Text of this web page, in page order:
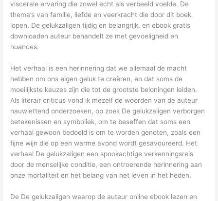
viscerale ervaring die zowel echt als verbeeld voelde. De
thema’s van familie, liefde en veerkracht die door dit boek
lopen, De gelukzaligen tijdig en belangrijk, en ebook gratis
downloaden auteur behandelt ze met gevoeligheid en
nuances.
Het verhaal is een herinnering dat we allemaal de macht
hebben om ons eigen geluk te creëren, en dat soms de
moeilijkste keuzes zijn die tot de grootste beloningen leiden.
Als literair criticus vond ik mezelf de woorden van de auteur
nauwlettend onderzoeken, op zoek De gelukzaligen verborgen
betekenissen en symboliek, om te beseffen dat soms een
verhaal gewoon bedoeld is om te worden genoten, zoals een
fijne wijn die op een warme avond wordt gesavoureerd. Het
verhaal De gelukzaligen een spookachtige verkenningsreis
door de menselijke conditie, een ontroerende herinnering aan
onze mortaliteit en het belang van het leven in het heden.
De De gelukzaligen waarop de auteur online ebook lezen en